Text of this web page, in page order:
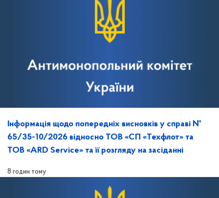
Інформація щодо попередніх висновків у справі №
65/35-10/2026 відносно ТОВ «СП «Техфлот» та
ТОВ «ARD Service» та її розгляду на засіданні
8 годин тому